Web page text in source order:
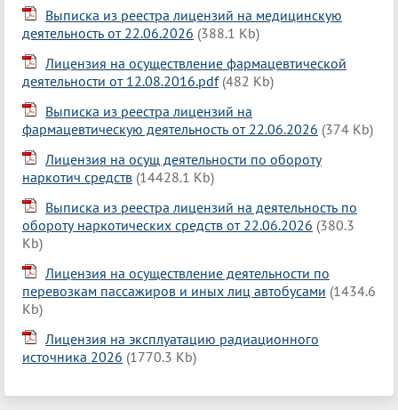
Выписка из реестра лицензий на медицинскую
деятельность от 22.06.2026 (388.1 Kb)
Лицензия на осуществление фармацевтической
деятельности от 12.08.2016.pdf (482 Kb)
Выписка из реестра лицензий на
фармацевтическую деятельность от 22.06.2026 (374 Kb)
Лицензия на осущ деятельности по обороту
наркотич средств (14428.1 Kb)
Выписка из реестра лицензий на деятельность по
обороту наркотических средств от 22.06.2026 (380.3
Kb)
Лицензия на осуществление деятельности по
перевозкам пассажиров и иных лиц автобусами (1434.6
Kb)
Лицензия на эксплуатацию радиационного
источника 2026 (1770.3 Kb)